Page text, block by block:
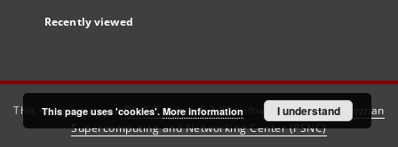
Recently viewed
This service runs onDInGO dLibra 6.3.21software created by
Poznan
Supercomputing and Networking Center (PSNC)
This page uses 'cookies'. More information I understand